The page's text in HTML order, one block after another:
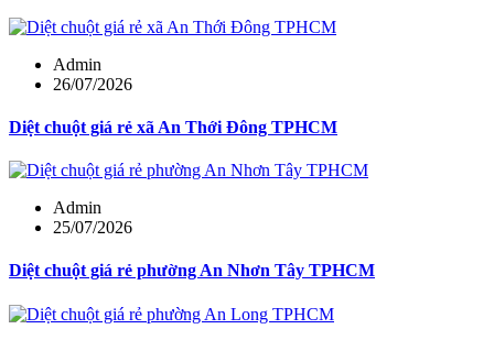
Admin
26/07/2026
Diệt chuột giá rẻ xã An Thới Đông TPHCM
Admin
25/07/2026
Diệt chuột giá rẻ phường An Nhơn Tây TPHCM